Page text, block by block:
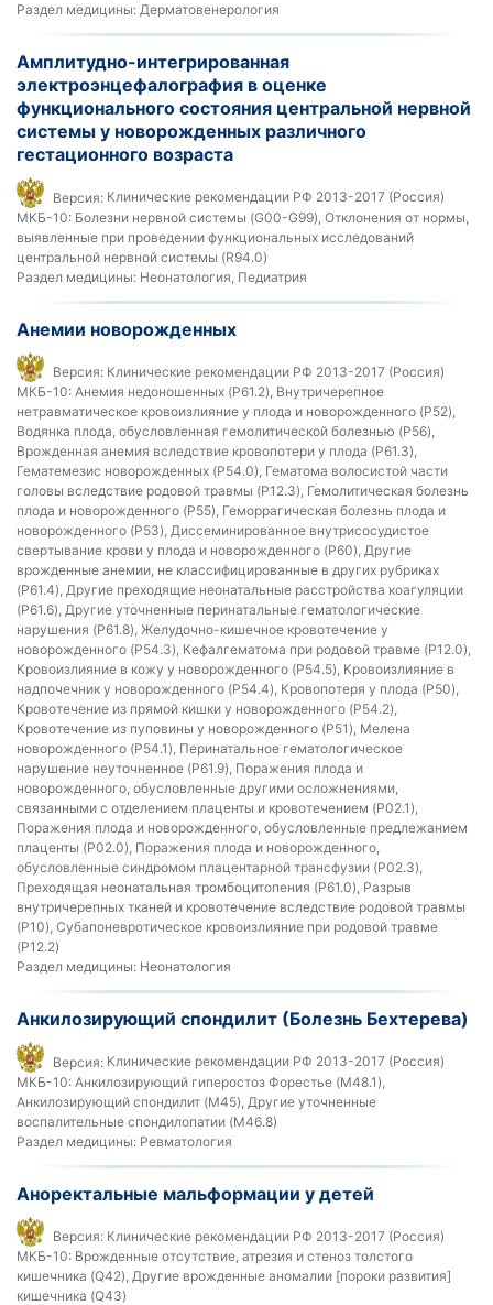
Раздел медицины: Дерматовенерология
Амплитудно-интегрированная
электроэнцефалография в оценке
функционального состояния центральной нервной
системы у новорожденных различного
гестационного возраста
Версия: Клинические рекомендации РФ 2013-2017 (Россия)
МКБ-10: Болезни нервной системы (G00-G99), Отклонения от нормы,
выявленные при проведении функциональных исследований
центральной нервной системы (R94.0)
Раздел медицины: Неонатология, Педиатрия
Анемии новорожденных
Версия: Клинические рекомендации РФ 2013-2017 (Россия)
МКБ-10: Анемия недоношенных (P61.2), Внутричерепное
нетравматическое кровоизлияние у плода и новорожденного (P52),
Водянка плода, обусловленная гемолитической болезнью (P56),
Врожденная анемия вследствие кровопотери у плода (P61.3),
Гематемезис новорожденных (P54.0), Гематома волосистой части
головы вследствие родовой травмы (P12.3), Гемолитическая болезнь
плода и новорожденного (P55), Геморрагическая болезнь плода и
новорожденного (P53), Диссеминированное внутрисосудистое
свертывание крови у плода и новорожденного (P60), Другие
врожденные анемии, не классифицированные в других рубриках
(P61.4), Другие преходящие неонатальные расстройства коагуляции
(P61.6), Другие уточненные перинатальные гематологические
нарушения (P61.8), Желудочно-кишечное кровотечение у
новорожденного (P54.3), Кефалгематома при родовой травме (P12.0),
Кровоизлияние в кожу у новорожденного (P54.5), Кровоизлияние в
надпочечник у новорожденного (P54.4), Кровопотеря у плода (P50),
Кровотечение из прямой кишки у новорожденного (P54.2),
Кровотечение из пуповины у новорожденного (P51), Мелена
новорожденного (P54.1), Перинатальное гематологическое
нарушение неуточненное (P61.9), Поражения плода и
новорожденного, обусловленные другими осложнениями,
связанными с отделением плаценты и кровотечением (P02.1),
Поражения плода и новорожденного, обусловленные предлежанием
плаценты (P02.0), Поражения плода и новорожденного,
обусловленные синдромом плацентарной трансфузии (P02.3),
Преходящая неонатальная тромбоцитопения (P61.0), Разрыв
внутричерепных тканей и кровотечение вследствие родовой травмы
(P10), Субапоневротическое кровоизлияние при родовой травме
(P12.2)
Раздел медицины: Неонатология
Анкилозирующий спондилит (Болезнь Бехтерева)
Версия: Клинические рекомендации РФ 2013-2017 (Россия)
МКБ-10: Анкилозирующий гиперостоз Форестье (M48.1),
Анкилозирующий спондилит (M45), Другие уточненные
воспалительные спондилопатии (M46.8)
Раздел медицины: Ревматология
Аноректальные мальформации у детей
Версия: Клинические рекомендации РФ 2013-2017 (Россия)
МКБ-10: Врожденные отсутствие, атрезия и стеноз толстого
кишечника (Q42), Другие врожденные аномалии [пороки развития]
кишечника (Q43)